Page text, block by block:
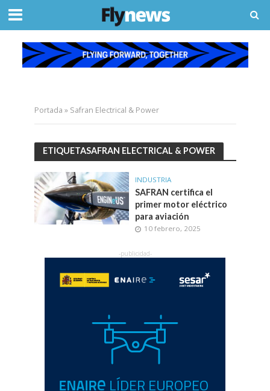
Portada » Safran Electrical & Power
ETIQUETASAFRAN ELECTRICAL & POWER
INDUSTRIA
SAFRAN certifica el
primer motor eléctrico
para aviación
10 febrero, 2025